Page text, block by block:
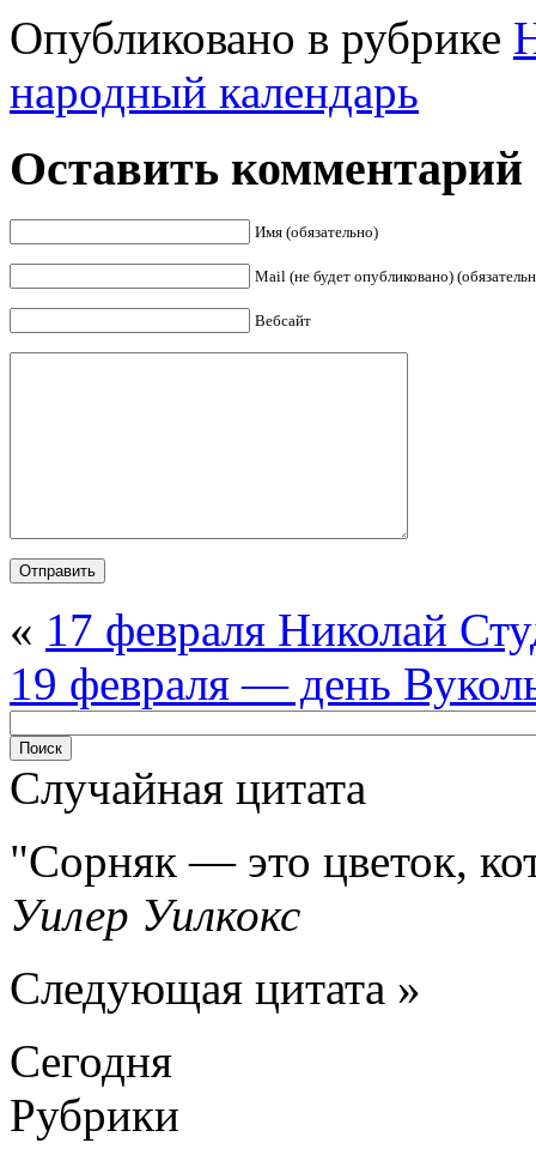
Опубликовано в рубрике
народный календарь
Оставить комментарий
Имя (обязательно)
Mail (не будет опубликовано)
Вебсайт
« 17 февраля Николай
19 февраля — день
Случайная цитата
Сорняк — это цветок,
Уилер Уилкокс
Следующая цитата »
Сегодня
Рубрики